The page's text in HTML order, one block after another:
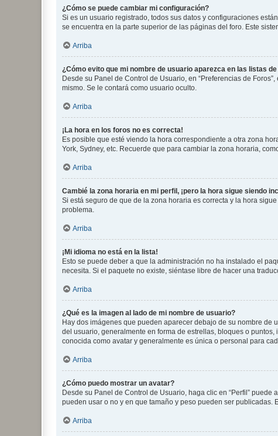
¿Cómo se puede cambiar mi configuración?
Si es un usuario registrado, todos sus datos y configuraciones
se encuentra en la parte superior de las páginas del foro. Este
Arriba
¿Cómo evito que mi nombre de usuario aparezca en las listas
Desde su Panel de Control de Usuario, en “Preferencias de
mismo. Se le contará como usuario oculto.
Arriba
¡La hora en los foros no es correcta!
Es posible que esté viendo la hora correspondiente a otra zona
York, Sydney, etc. Recuerde que para cambiar la zona horaria,
Arriba
Cambié la zona horaria en mi perfil, ¡pero la hora sigue siendo
Si está seguro de que de la zona horaria es correcta y la hora
problema.
Arriba
¡Mi idioma no está en la lista!
Esto se puede deber a que la administración no ha instalado el
necesita. Si el paquete no existe, siéntase libre de hacer una
Arriba
¿Qué es la imagen al lado de mi nombre de usuario?
Hay dos imágenes que pueden aparecer debajo de su nombre
del usuario, generalmente en forma de estrellas, bloques o
conocida como avatar y generalmente es única o personal para
Arriba
¿Cómo puedo mostrar un avatar?
Desde su Panel de Control de Usuario, haga clic en “Perfil”
pueden usar o no y en que tamaño y peso pueden ser publicadas.
Arriba